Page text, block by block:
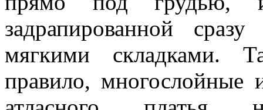
задрапированной
мягкими складками.
правило, многослойные